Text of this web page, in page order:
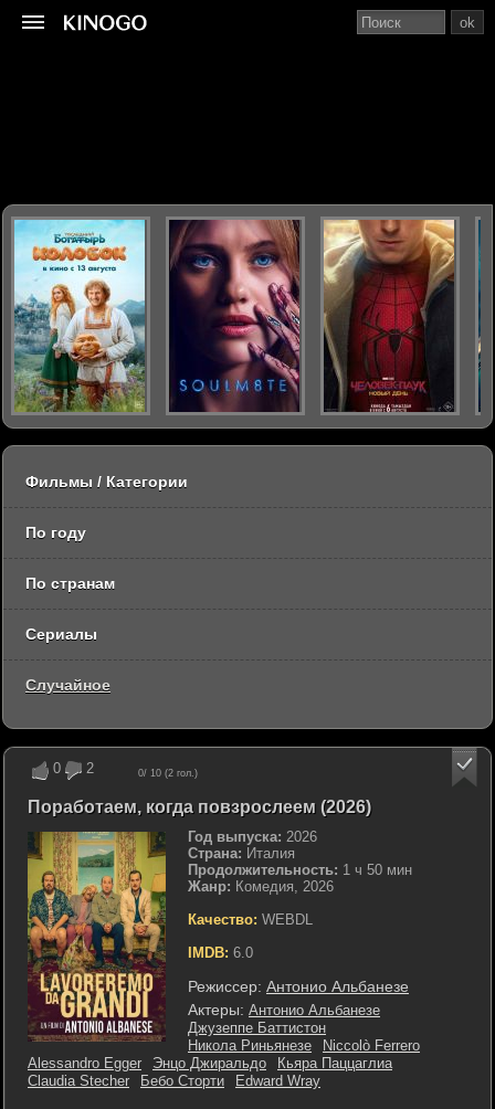
0 2 0/ 10 (2 гол.)
Поработаем, когда повзрослеем (2026)
Год выпуска: 2026
Страна: Италия
Продолжительность: 1 ч 50 мин
Жанр: Комедия, 2026
Качество: WEBDL
IMDB: 6.0
Режиссер: Антонио Альбанезе
Актеры: Антонио Альбанезе
Джузеппе Баттистон
Никола Риньянезе
Niccolò Ferrero
Alessandro Egger
Энцо Джиральдо
Кьяра Паццаглиа
Claudia Stecher
Бебо Сторти Edward Wray
ok
Фильмы / Категории
По году
По странам
Сериалы
Случайное